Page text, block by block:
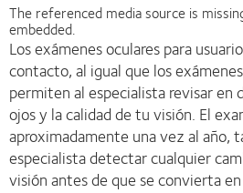
The referenced media source is
embedded.
Los exámenes oculares para
contacto, al igual que los
permiten al especialista revisar en
ojos y la calidad de tu visión. El
aproximadamente una vez al año,
especialista detectar cualquier
visión antes de que se convierta